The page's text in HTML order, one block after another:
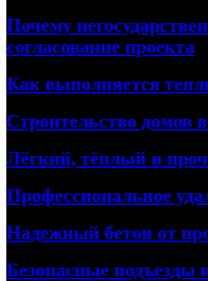
Почему
согласование проекта
Как выполняется
Строительство домов
Лёгкий, тёплый и
Профессиональное
Надежный бетон от
Безопасные подъезды